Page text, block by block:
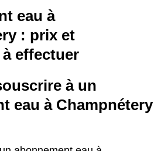
eau à
: prix et
effectuer
à un
eau à Champnétery